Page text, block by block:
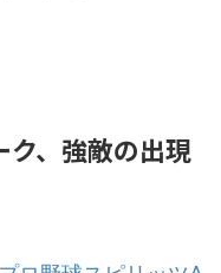
ク、強敵の出現